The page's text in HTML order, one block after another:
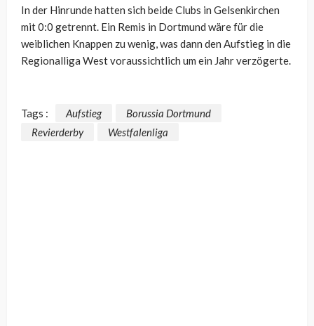
In der Hinrunde hatten sich beide Clubs in Gelsenkirchen
mit 0:0 getrennt. Ein Remis in Dortmund wäre für die
weiblichen Knappen zu wenig, was dann den Aufstieg in die
Regionalliga West voraussichtlich um ein Jahr verzögerte.
Tags : Aufstieg
Borussia Dortmund
Revierderby
Westfalenliga